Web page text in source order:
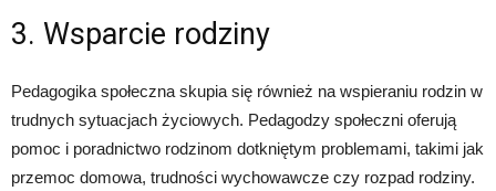
3. Wsparcie rodziny
Pedagogika społeczna skupia się również na wspieraniu rodzin w
trudnych sytuacjach życiowych. Pedagodzy społeczni oferują
pomoc i poradnictwo rodzinom dotkniętym problemami, takimi jak
przemoc domowa, trudności wychowawcze czy rozpad rodziny.